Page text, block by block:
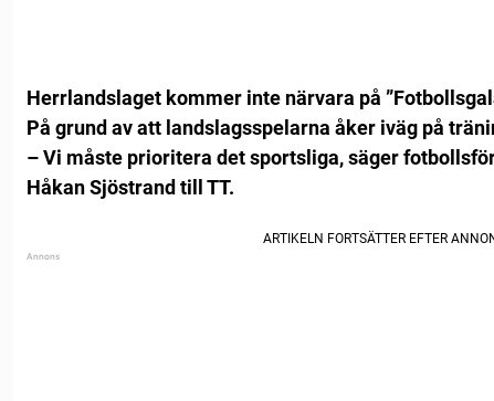
Herrlandslaget kommer inte närvara på
På grund av att landslagsspelarna åker iväg på
– Vi måste prioritera det sportsliga, säger
Håkan Sjöstrand till TT.